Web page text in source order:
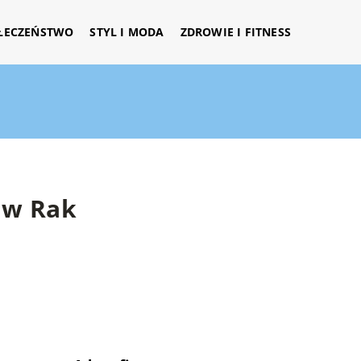
STYL I MODA ZDROWIE I FITNESS
Rak